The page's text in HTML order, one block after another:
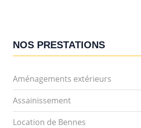
NOS PRESTATIONS
Aménagements extérieurs
Assainissement
Location de Bennes